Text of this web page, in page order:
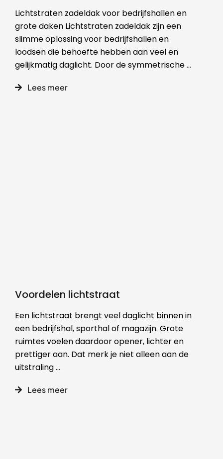
Lichtstraten zadeldak voor bedrijfshallen en
grote daken Lichtstraten zadeldak zijn een
slimme oplossing voor bedrijfshallen en
loodsen die behoefte hebben aan veel en
gelijkmatig daglicht. Door de symmetrische...
Lees meer
Voordelen lichtstraat
Een lichtstraat brengt veel daglicht binnen in
een bedrijfshal, sporthal of magazijn. Grote
ruimtes voelen daardoor opener, lichter en
prettiger aan. Dat merk je niet alleen aan de
uitstraling...
Lees meer